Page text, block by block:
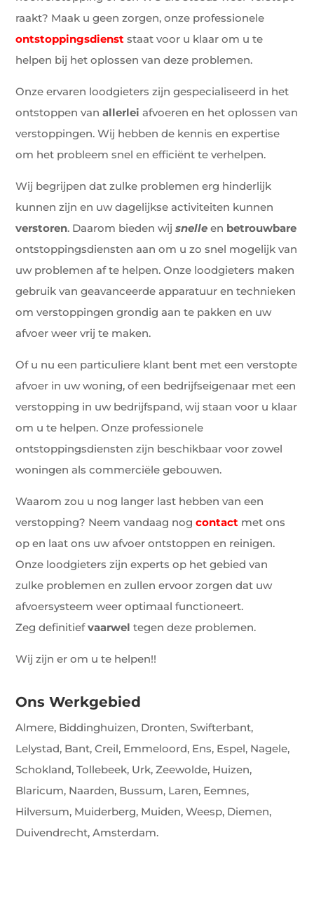
raakt? Maak u geen zorgen, onze professionele
ontstoppingsdienst staat voor u klaar om u te
helpen bij het oplossen van deze problemen.
Onze ervaren loodgieters zijn gespecialiseerd in het
ontstoppen vanallerlei afvoeren en het oplossen van
verstoppingen. Wij hebben de kennis en expertise
om het probleem snel en efficiënt te verhelpen.
Wij begrijpen dat zulke problemen erg hinderlijk
kunnen zijn en uw dagelijkse activiteiten kunnen
verstoren. Daarom bieden wijsnelle en betrouwbare
ontstoppingsdiensten aan om u zo snel mogelijk van
uw problemen af te helpen. Onze loodgieters maken
gebruik van geavanceerde apparatuur en technieken
om verstoppingen grondig aan te pakken en uw
afvoer weer vrij te maken.
Of u nu een particuliere klant bent met een verstopte
afvoer in uw woning, of een bedrijfseigenaar met een
verstopping in uw bedrijfspand, wij staan voor u klaar
om u te helpen. Onze professionele
ontstoppingsdiensten zijn beschikbaar voor zowel
woningen als commerciële gebouwen.
Waarom zou u nog langer last hebben van een
verstopping? Neem vandaag nogcontact met ons
op en laat ons uw afvoer ontstoppen en reinigen.
Onze loodgieters zijn experts op het gebied van
zulke problemen en zullen ervoor zorgen dat uw
afvoersysteem weer optimaal functioneert.
Zeg definitiefvaarwel tegen deze problemen.
Wij zijn er om u te helpen!!
Ons Werkgebied
Almere, Biddinghuizen, Dronten, Swifterbant,
Lelystad, Bant, Creil, Emmeloord, Ens, Espel, Nagele,
Schokland, Tollebeek, Urk, Zeewolde, Huizen,
Blaricum, Naarden, Bussum, Laren, Eemnes,
Hilversum, Muiderberg, Muiden, Weesp, Diemen,
Duivendrecht, Amsterdam.